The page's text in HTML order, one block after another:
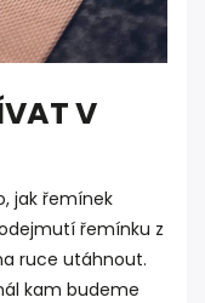
V
jak řemínek
řemínku z
ruce utáhnout.
kam budeme